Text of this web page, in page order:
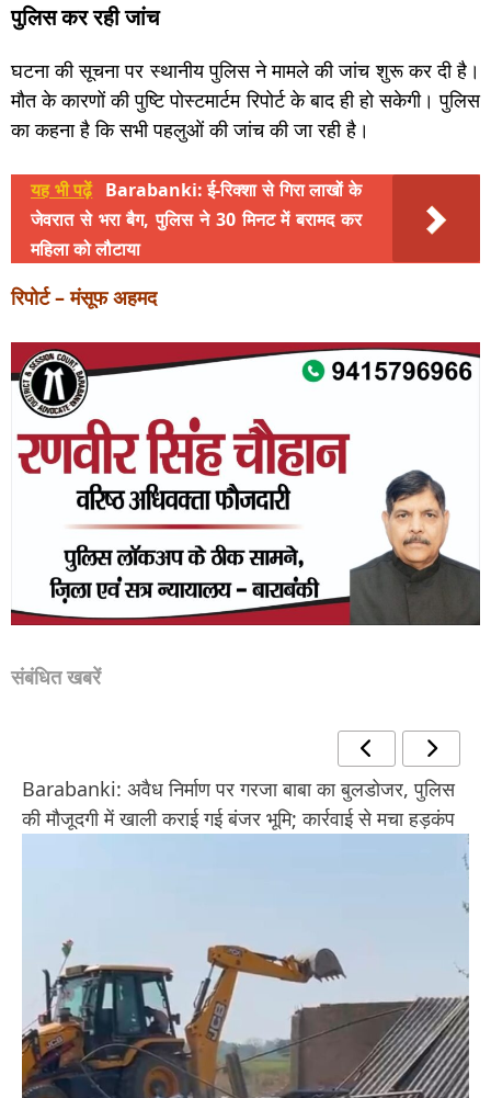
पुलिस कर रही जांच
घटना की सूचना पर स्थानीय पुलिस ने मामले की जांच शुरू कर दी है।
मौत के कारणों की पुष्टि पोस्टमार्टम रिपोर्ट के बाद ही हो सकेगी। पुलिस
का कहना है कि सभी पहलुओं की जांच की जा रही है।
यह भी पढ़ें Barabanki: ई-रिक्शा से गिरा लाखों के
जेवरात से भरा बैग, पुलिस ने 30 मिनट में बरामद कर
महिला को लौटाया
रिपोर्ट – मंसूफ अहमद
संबंधित खबरें
Barabanki: अवैध निर्माण पर गरजा बाबा का बुलडोजर, पुलिस
की मौजूदगी में खाली कराई गई बंजर भूमि; कार्रवाई से मचा हड़कंप